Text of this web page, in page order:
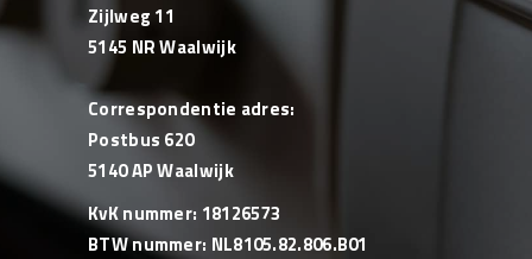
Zijlweg 11
5145 NR Waalwijk
Correspondentie adres:
Postbus 620
5140 AP Waalwijk
KvK nummer: 18126573
BTW nummer: NL8105.82.806.B01